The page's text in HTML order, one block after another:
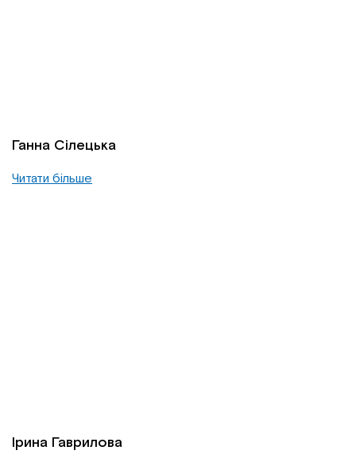
Ганна Сілецька
Читати більше
Ірина Гаврилова